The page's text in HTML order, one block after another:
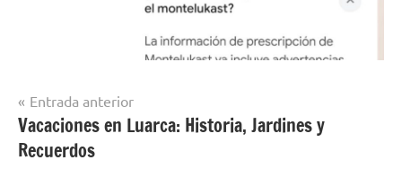
Navegación
de
entradas
Entrada anterior
Vacaciones en Luarca: Historia, Jardines y
Recuerdos